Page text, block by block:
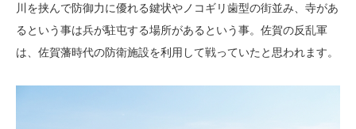
川を挟んで防御力に優れる鍵状やノコギリ歯型の街並み、寺があ
るという事は兵が駐屯する場所があるという事。佐賀の反乱軍
は、佐賀藩時代の防衛施設を利用して戦っていたと思われます。